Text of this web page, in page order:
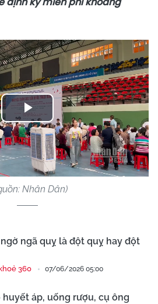
Play
Video
Nhân Dân)
ngã quỵ là đột quỵ hay đột
360 07/06/2026 05:00
huyết áp, uống rượu, cụ ông